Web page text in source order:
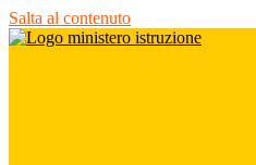
Salta al contenuto